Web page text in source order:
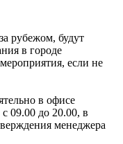
рубежом, будут
в городе
если не
в офисе
09.00 до 20.00, в
менеджера